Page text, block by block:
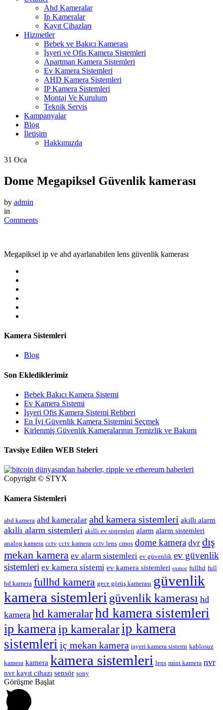
Ahd Kameralar
Ip Kameralar
Kayıt Cihazları
Hizmetler
Bebek ve Bakıcı Kamerası
İşyeri ve Ofis Kamera Sistemleri
Apartman Kamera Sistemleri
Ev Kamera Sistemleri
AHD Kamera Sistemleri
IP Kamera Sistemleri
Montaj Ve Kurulum
Teknik Servis
Kampanyalar
Blog
İletişim
Hakkımızda
31 Oca
Dome Megapiksel Güvenlik kamerası
by admin
in
Comments
Megapiksel ip ve ahd ayarlanabilen lens güvenlik kamerası
Kamera Sistemleri
Blog
Son Eklediklerimiz
Bebek Bakıcı Kamera Sistemi
Ev Kamera Sistemi
İşyeri Ofis Kamera Sistemi Rehberi
En İyi Güvenlik Kamera Sistemini Seçmek
Kirlenmiş Güvenlik Kameralarının Temizlik ve Bakımı
Tavsiye Edilen WEB Steleri
Copyright © STYX
Kamera Sistemleri
ahd kamera ahd kameralar ahd kamera sistemleri akıllı alarm
akıllı alarm sistemleri akıllı ev sistemleri alarm alarm sistemleri
analog kamera cctv cctv kamera cctv lens cmos dome kamera dvr dış
mekan kamera ev alarm sistemleri ev güvenlik ev güvenlik
sistemleri ev kamera sistemi ev kamera sistemleri exmor fullhd full
hd kamera fullhd kamera gece görüş kamerası güvenlik
kamera sistemleri güvenlik kamerası hd
kamera hd kameralarhd kamera sistemleri
ip kameraip kameralarip kamera
sistemleri iç mekan kamera işyeri kamera sistemi kablosuz
kamera kamera kamera sistemleri lens mini kamera nvr
nvr kayıt cihazı sensör sony
Görüşme Başlat